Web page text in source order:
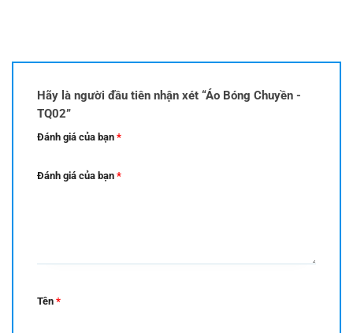
Hãy là người đầu tiên nhận xét “Áo Bóng Chuyền -
TQ02”
Đánh giá của bạn *
Đánh giá của bạn *
Tên *